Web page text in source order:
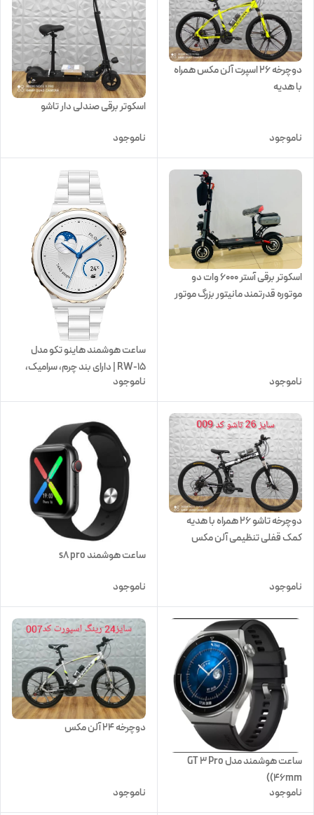
دوچرخه 26 اسپرت آلن مکس همراه
با هدیه
ناموجود
اسکوتر برقی صندلی دار تاشو
ناموجود
اسکوتر برقی آستر ۶۰۰۰ وات دو
موتوره قدرتمند مانیتور بزرگ موتور
ناموجود
ساعت هوشمند هاینو تکو مدل
RW-15 | دارای بند چرم، سرامیک،
سیلیکونی
ناموجود
دوچرخه تاشو 26 همراه با هدیه
کمک قفلی تنظیمی آلن مکس
ناموجود
ساعت هوشمند s8 pro
ناموجود
ساعت هوشمند مدل GT 3 Pro
(46mm)
ناموجود
دوچرخه 24 آلن مکس
ناموجود